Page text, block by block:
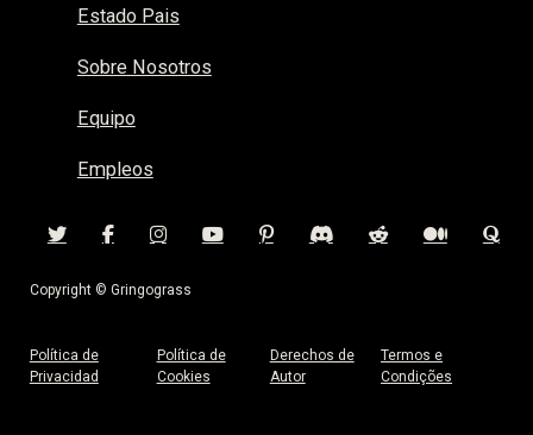
Estado Pais
Sobre Nosotros
Equipo
Empleos
Copyright © Gringograss
Política de
Privacidad
Política de
Cookies
Derechos de
Autor
Termos e
Condições